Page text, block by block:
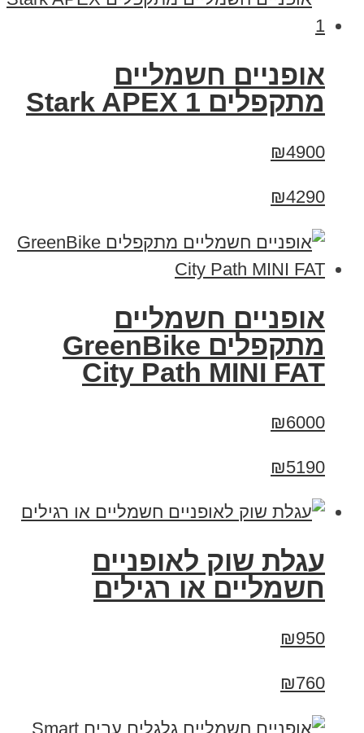
‏אופניים חשמליים
‏מתקפלים Stark APEX 1
₪4900
₪4290
אופניים חשמליים
‏מתקפלים GreenBike
City Path MINI FAT
₪6000
₪5190
עגלת שוק לאופניים
חשמליים או רגילים
₪950
₪760